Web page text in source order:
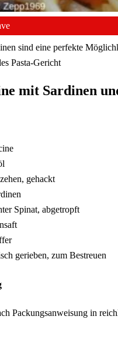
sind eine perfekte
Pasta-Gericht
mit Sardinen
gehackt
Spinat, abgetropft
gerieben, zum Bestreuen
Packungsanweisung in